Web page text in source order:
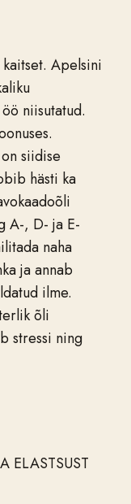
Apelsini
niisutatud.
siidise
hästi ka
A-, D- ja E-
naha
ja annab
ilme.
õli
stressi ning
ELASTSUST